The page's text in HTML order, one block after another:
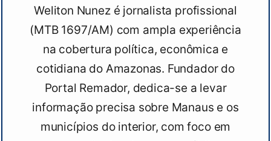
Weliton Nunez é jornalista profissional
(MTB 1697/AM) com ampla experiência
na cobertura política, econômica e
cotidiana do Amazonas. Fundador do
Portal Remador, dedica-se a levar
informação precisa sobre Manaus e os
municípios do interior, com foco em